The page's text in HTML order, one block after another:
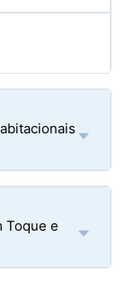
Toque e